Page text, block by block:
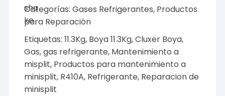
11.3Kg
Cluxer
Modelo:
CXR410A-
113
Marca:
CLUXER
cantidad
Categorías:Gases Refrigerantes, Productos
para Reparación
Etiquetas:11.3Kg, Boya 11.3Kg,Cluxer Boya,
Gas,gas refrigerante, Mantenimiento a
misplit, Productos para mantenimiento a
minisplit, R410A, Refrigerante, Reparacion de
minisplit